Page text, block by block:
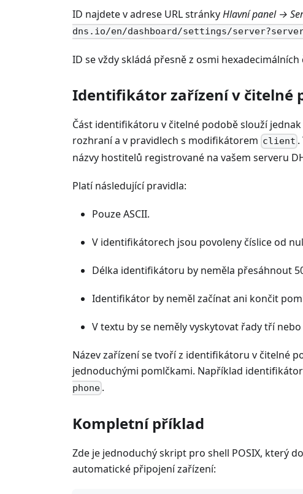
ID najdete v adrese URL stránkyHlavní panel →
dns.io/en/dashboard/settings/
ID se vždy skládá přesně z osmi hexadecimálních
Identifikátor zařízení v čitelné
Část identifikátoru v čitelné podobě slouží
rozhraní a v pravidlech s modifikátorem client
názvy hostitelů registrované na vašem serveru
Platí následující pravidla:
Pouze ASCII.
V identifikátorech jsou povoleny číslice od
Délka identifikátoru by neměla přesáhnout
Identifikátor by neměl začínat ani končit
V textu by se neměly vyskytovat řady tří
Název zařízení se tvoří z identifikátoru v čitelné
jednoduchými pomlčkami. Například
phone .
Kompletní příklad
Zde je jednoduchý skript pro shell POSIX, který
automatické připojení zařízení: